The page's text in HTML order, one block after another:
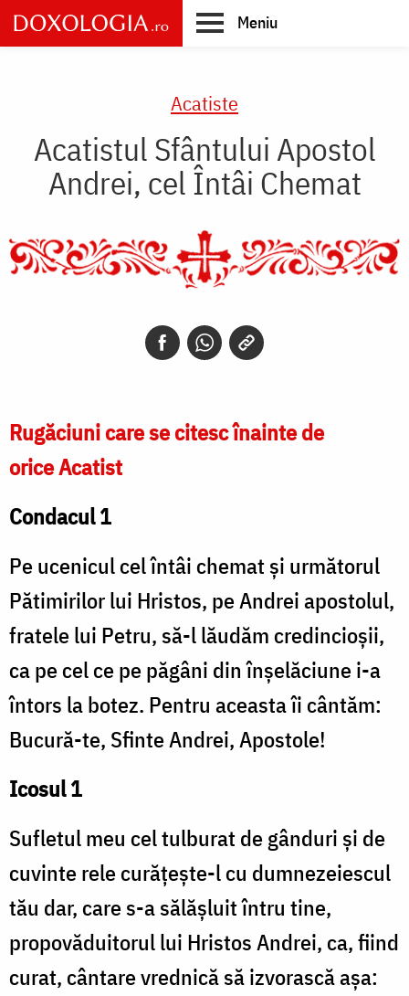
Skip
to
main
Meniu
Acatiste
Acatistul Sfântului Apostol
Andrei, cel Întâi Chemat
Rugăciuni care se citesc înainte de
orice Acatist
Condacul 1
Pe ucenicul cel întâi chemat şi următorul
Pătimirilor lui Hristos, pe Andrei apostolul,
fratele lui Petru, să-l lăudăm credincioşii,
ca pe cel ce pe păgâni din înşelăciune i-a
întors la botez. Pentru aceasta îi cântăm:
Bucură-te, Sfinte Andrei, Apostole!
Icosul 1
Sufletul meu cel tulburat de gânduri şi de
cuvinte rele curăţeşte-l cu dumnezeiescul
tău dar, care s-a sălăşluit întru tine,
propovăduitorul lui Hristos Andrei, ca, fiind
curat, cântare vrednică să izvorască aşa: